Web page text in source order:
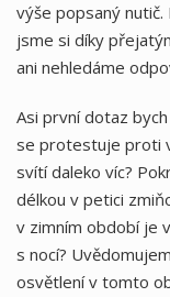
výše popsaný
jsme si díky
ani nehledáme
Asi první dotaz
se protestuje proti
svítí daleko víc?
délkou v petici
v zimním období je
s nocí?
osvětlení v tomto